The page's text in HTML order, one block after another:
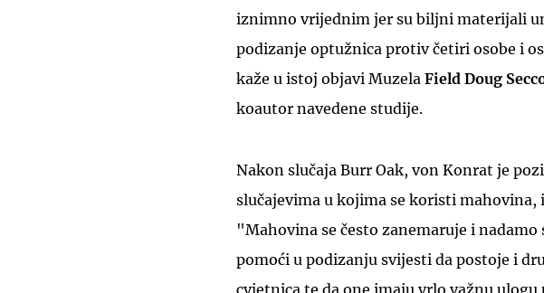
iznimno vrijednim jer su biljni materijali
podizanje optužnica protiv četiri osobe i
kaže u istoj objavi Muzela Field Doug
koautor navedene studije.
Nakon slučaja Burr Oak, von Konrat je
slučajevima u kojima se koristi
"Mahovina se često zanemaruje i nadamo
pomoći u podizanju svijesti da postoje i